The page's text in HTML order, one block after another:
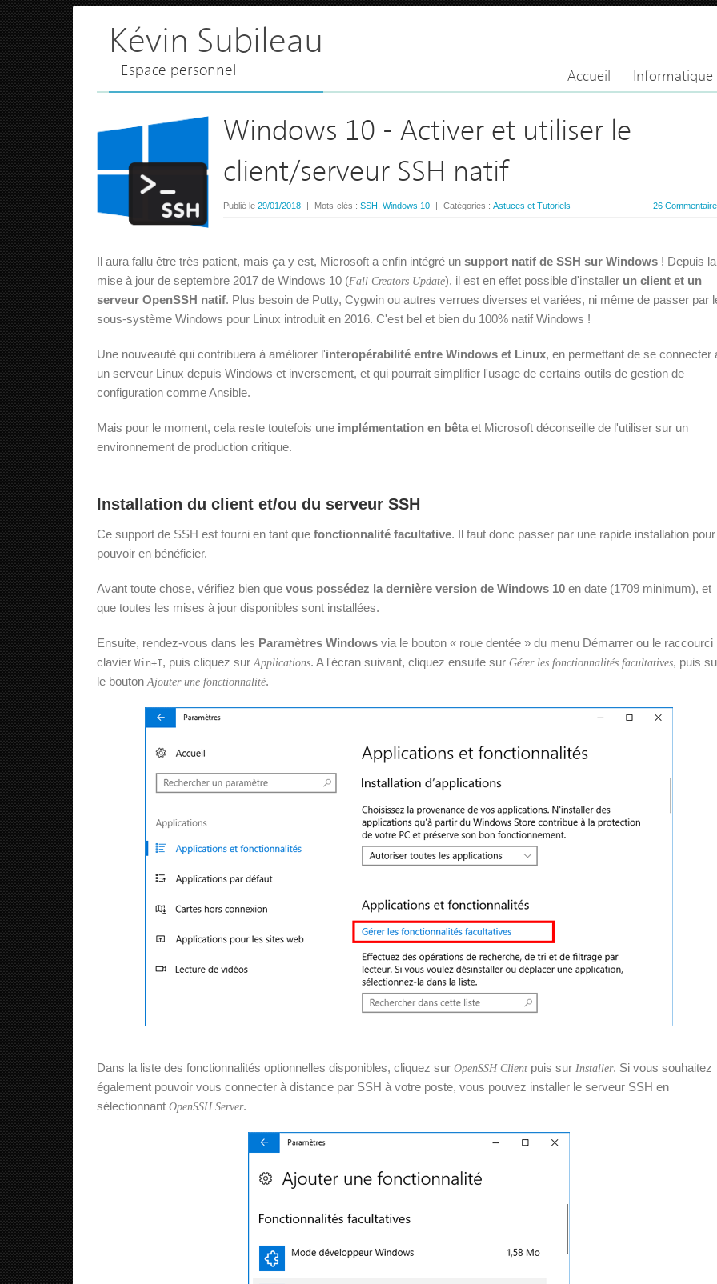
Kévin Subileau
Espace personnel Accueil Informatique
Windows 10 - Activer et utiliser le
client/serveur SSH natif
26
Publié le 29/01/2018 | Mots-clés : SSH Windows 10 | Catégories : Astuces et Tutoriels
Il aura fallu être très patient, mais ça y est, Microsoft a enfin intégré un support natif de SSH sur Windows ! Depuis la
mise à jour de septembre 2017 de Windows 10 (Fall Creators Update), il est en effet possible d'installer un client et un
serveur OpenSSH natif. Plus besoin de Putty, Cygwin ou autres verrues diverses et variées, ni même de passer par
sous-système Windows pour Linux introduit en 2016. C'est bel et bien du 100% natif Windows !
Une nouveauté qui contribuera à améliorer l'interopérabilité entre Windows et Linux, en permettant de se connecter
un serveur Linux depuis Windows et inversement, et qui pourrait simplifier l'usage de certains outils de gestion de
configuration comme Ansible.
Mais pour le moment, cela reste toutefois une implémentation en bêta et Microsoft déconseille de l'utiliser sur un
environnement de production critique.
Installation du client et/ou du serveur SSH
Ce support de SSH est fourni en tant que fonctionnalité facultative. Il faut donc passer par une rapide installation pour
pouvoir en bénéficier.
Avant toute chose, vérifiez bien que vous possédez la dernière version de Windows 10 en date (1709 minimum), et
que toutes les mises à jour disponibles sont installées.
Ensuite, rendez-vous dans les Paramètres Windows via le bouton « roue dentée » du menu Démarrer ou le raccourci
clavier Win+I, puis cliquez sur Applications. A l'écran suivant, cliquez ensuite sur Gérer les fonctionnalités facultatives, puis
le bouton Ajouter une fonctionnalité.
Dans la liste des fonctionnalités optionnelles disponibles, cliquez sur OpenSSH Client puis sur Installer. Si vous souhaitez
également pouvoir vous connecter à distance par SSH à votre poste, vous pouvez installer le serveur SSH en
sélectionnant OpenSSH Server.